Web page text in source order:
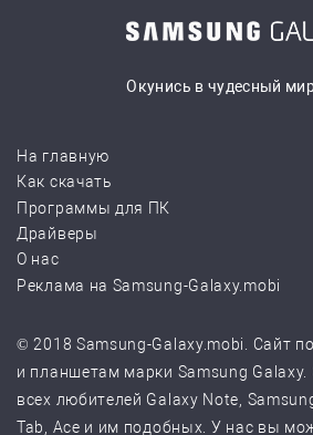
Окунись в чудесный
На главную
Как скачать
Программы для ПК
Драйверы
О нас
Реклама на Samsung-Galaxy.mobi
© 2018 Samsung-Galaxy.mobi. Сайт
и планшетам марки Samsung
всех любителей Galaxy Note,
Tab, Ace и им подобных. У нас вы